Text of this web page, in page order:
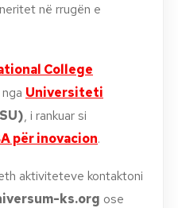
në rrugën e
College
Universiteti
, i rankuar si
për inovacion.
aktiviteteve kontaktoni
ks.org ose